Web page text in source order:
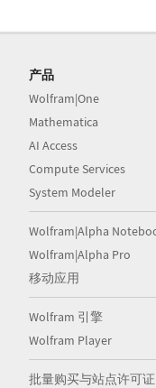
产品
Wolfram|One
Mathematica
AI Access
Compute Services
System Modeler
Wolfram|Alpha
Wolfram|Alpha Pro
移动应用
Wolfram 引擎
Wolfram Player
批量购买与站点许可证